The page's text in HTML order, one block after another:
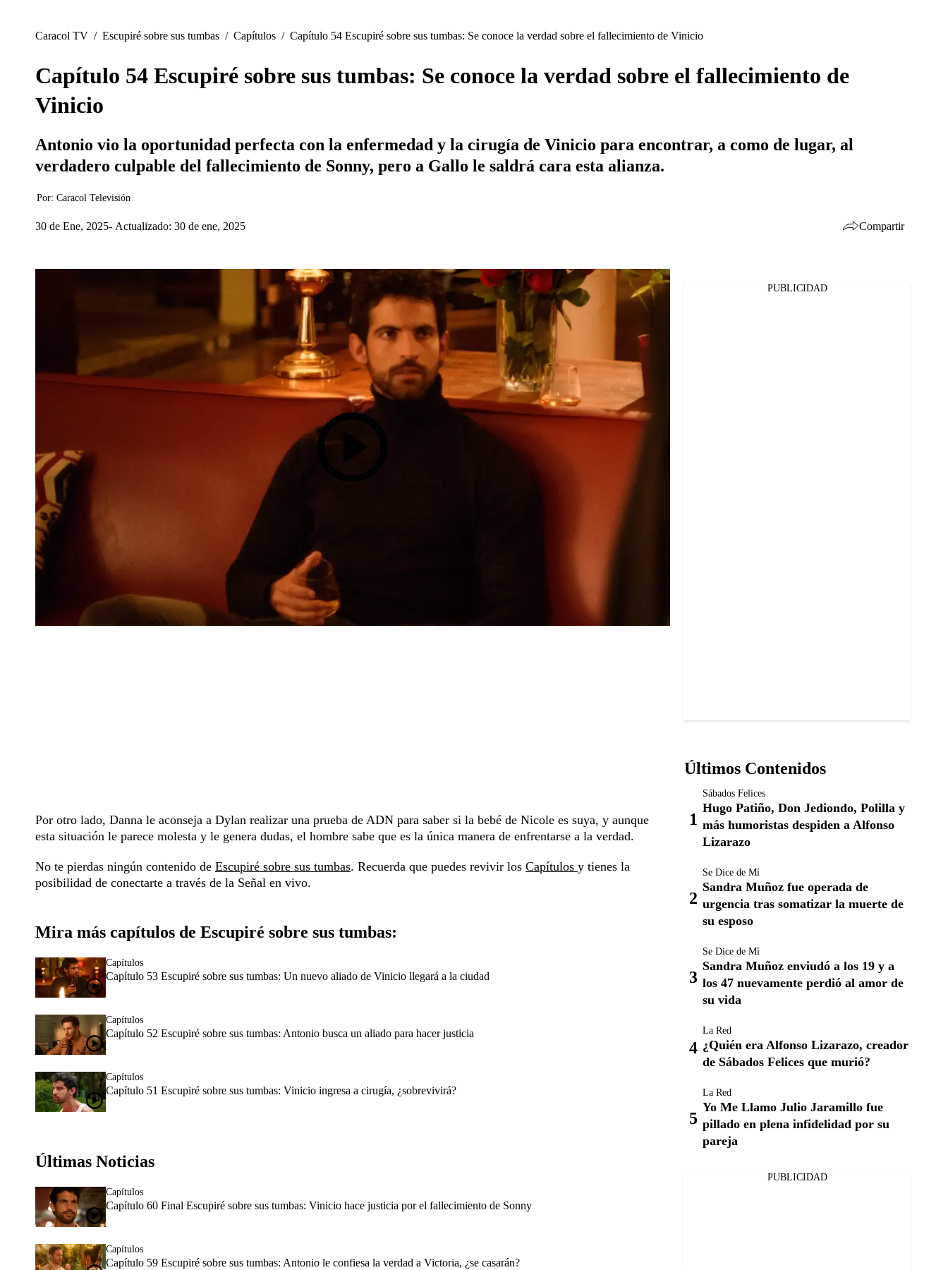
Caracol TV / Escupiré sobre sus tumbas / Capítulos / Capítulo 54 Escupiré sobre sus tumbas: Se conoce la verdad sobre el fallecimiento de Vinicio
Capítulo 54 Escupiré sobre sus tumbas: Se conoce la verdad sobre el fallecimiento de
Vinicio
Antonio vio la oportunidad perfecta con la enfermedad y la cirugía de Vinicio para encontrar, a como de lugar, al
verdadero culpable del fallecimiento de Sonny, pero a Gallo le saldrá cara esta alianza.
Por: Caracol Televisión
30 de Ene, 2025 Actualizado: 30 de ene, 2025 Compartir
Por otro lado, Danna le aconseja a Dylan realizar una prueba de ADN para saber si la bebé de Nicole es suya, y aunque
esta situación le parece molesta y le genera dudas, el hombre sabe que es la única manera de enfrentarse a la verdad.
No te pierdas ningún contenido de Escupiré sobre sus tumbas. Recuerda que puedes revivir los Capítulos y tienes la
posibilidad de conectarte a través de la Señal en vivo.
Mira más capítulos de Escupiré sobre sus tumbas:
Capítulos
Capítulo 53 Escupiré sobre sus tumbas: Un nuevo aliado de Vinicio llegará a la ciudad
Capítulos
Capítulo 52 Escupiré sobre sus tumbas: Antonio busca un aliado para hacer justicia
Capítulos
Capítulo 51 Escupiré sobre sus tumbas: Vinicio ingresa a cirugía, ¿sobrevivirá?
Últimas Noticias
Capítulos
Capítulo 60 Final Escupiré sobre sus tumbas: Vinicio hace justicia por el fallecimiento de Sonny
Capítulos
Capítulo 59 Escupiré sobre sus tumbas: Antonio le confiesa la verdad a Victoria, ¿se casarán?
PUBLICIDAD
Últimos Contenidos
Sábados Felices
Hugo Patiño, Don Jediondo, Polilla y
más humoristas despiden a Alfonso
Lizarazo
Se Dice de Mí
Sandra Muñoz fue operada de
urgencia tras somatizar la muerte de
su esposo
Se Dice de Mí
Sandra Muñoz enviudó a los 19 y a
los 47 nuevamente perdió al amor de
su vida
La Red
¿Quién era Alfonso Lizarazo, creador
de Sábados Felices que murió?
La Red
Yo Me Llamo Julio Jaramillo fue
pillado en plena infidelidad por su
pareja
PUBLICIDAD